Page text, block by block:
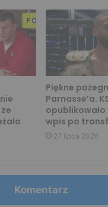
Piękne
Parnasse’a.
wpis po
27 lipca 2026
Komentarz